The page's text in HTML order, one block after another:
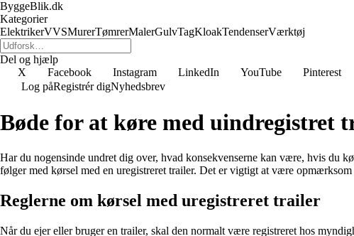
ByggeBlik.dk
Kategorier
ElektrikerVVSMurerTømrerMalerGulvTagKloakTendenserVærktøj
Del og hjælp
X
Facebook Instagram LinkedIn YouTube Pinterest
Log påRegistrér digNyhedsbrev
Bøde for at køre med uindregistret
Har du nogensinde undret dig over, hvad konsekvenserne kan være, hvis du
følger med kørsel med en uregistreret trailer. Det er vigtigt at være
Reglerne om kørsel med uregistreret trailer
Når du ejer eller bruger en trailer, skal den normalt være registreret hos